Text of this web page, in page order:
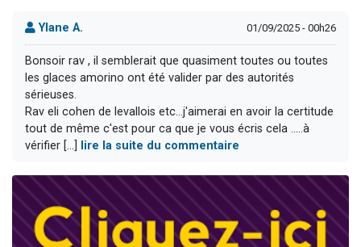
Ylane A. 01/09/2025 - 00h26
Bonsoir rav , il semblerait que quasiment toutes ou toutes
les glaces amorino ont été valider par des autorités
sérieuses.
Rav eli cohen de levallois etc...j'aimerai en avoir la certitude
tout de même c'est pour ca que je vous écris cela .....à
vérifier [...]
lire la suite du commentaire